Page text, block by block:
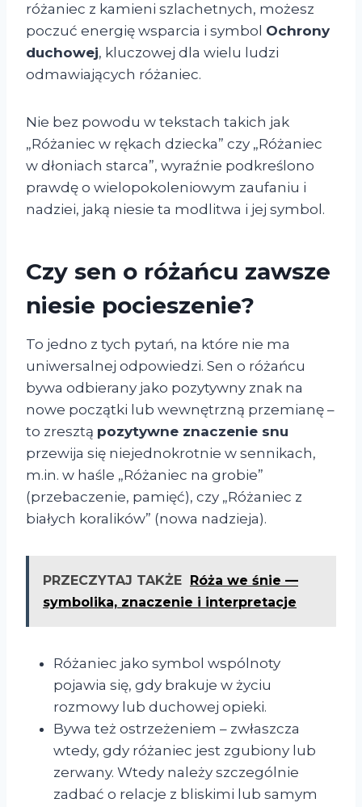
różaniec z kamieni szlachetnych, możesz
poczuć energię wsparcia i symbol Ochrony
duchowej, kluczowej dla wielu ludzi
odmawiających różaniec.
Nie bez powodu w tekstach takich jak
„Różaniec w rękach dziecka” czy „Różaniec
w dłoniach starca”, wyraźnie podkreślono
prawdę o wielopokoleniowym zaufaniu i
nadziei, jaką niesie ta modlitwa i jej symbol.
Czy sen o różańcu zawsze
niesie pocieszenie?
To jedno z tych pytań, na które nie ma
uniwersalnej odpowiedzi. Sen o różańcu
bywa odbierany jako pozytywny znak na
nowe początki lub wewnętrzną przemianę –
to zresztą pozytywne znaczenie snu
przewija się niejednokrotnie w sennikach,
m.in. w haśle „Różaniec na grobie”
(przebaczenie, pamięć), czy „Różaniec z
białych koralików” (nowa nadzieja).
PRZECZYTAJ TAKŻE
Róża we śnie —
symbolika, znaczenie i interpretacje
Różaniec jako symbol wspólnoty
pojawia się, gdy brakuje w życiu
rozmowy lub duchowej opieki.
Bywa też ostrzeżeniem – zwłaszcza
wtedy, gdy różaniec jest zgubiony lub
zerwany. Wtedy należy szczególnie
zadbać o relacje z bliskimi lub samym